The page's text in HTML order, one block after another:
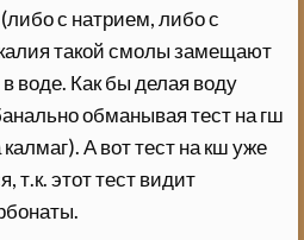
с натрием, либо с
такой смолы замещают
воде. Как бы делая воду
обманывая тест на гш
калмаг). А вот тест на кш уже
т.к. этот тест видит